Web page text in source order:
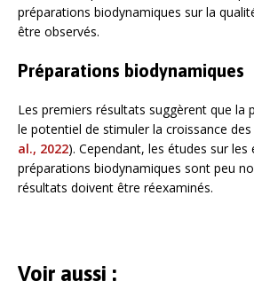
préparations biodynamiques sur la
être observés.
Préparations biodynamiques
Les premiers résultats suggèrent que la
le potentiel de stimuler la croissance
al., 2022). Cependant, les études sur les
préparations biodynamiques sont peu
résultats doivent être réexaminés.
Voir aussi :